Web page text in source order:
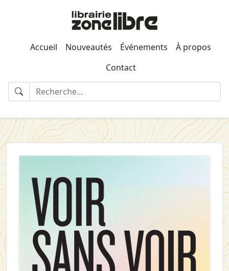
Accueil Nouveautés Événements
À propos
Contact